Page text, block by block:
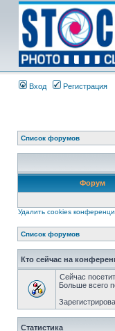
Вход Регистрация
Список форумов
Форум
Удалить cookies
Список форумов
Кто сейчас на
Сейчас
Больше всего
Статистика